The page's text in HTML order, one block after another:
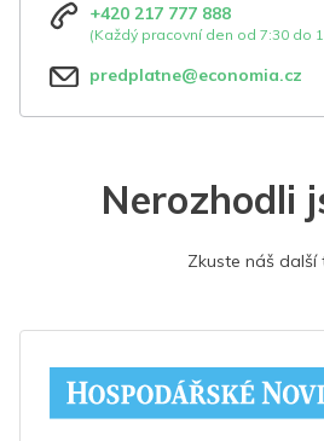
+420 217 777 888
(Každý pracovní den od 7:30 do
predplatne@economia.cz
Nerozhodli
Zkuste náš další